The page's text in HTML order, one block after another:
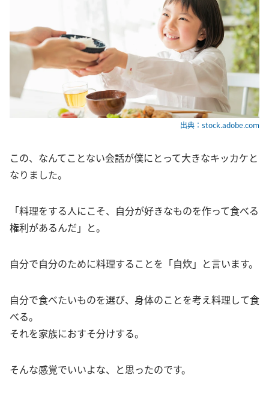
出典：stock.adobe.com
この、なんてことない会話が僕にとって大きなキッカケと
なりました。
「料理をする人にこそ、自分が好きなものを作って食べる
権利があるんだ」と。
自分で自分のために料理することを「自炊」と言います。
自分で食べたいものを選び、身体のことを考え料理して食
べる。
それを家族におすそ分けする。
そんな感覚でいいよな、と思ったのです。